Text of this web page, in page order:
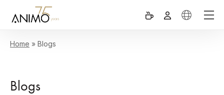
Home » Blogs
Blogs